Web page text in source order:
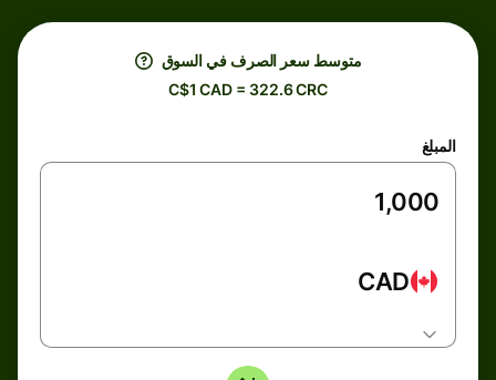
متوسط ​​سعر الصرف في السوق
C$1 CAD = 322.6 CRC
المبلغ
CAD